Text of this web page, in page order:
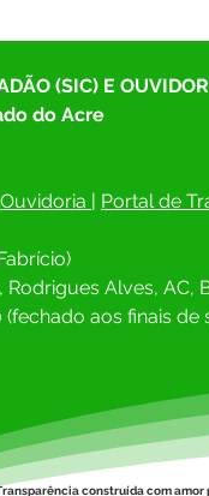
(SIC) E
do Acre
Ouvidoria | Portal de
Rodrigues Alves, AC,
aos finais de
construída com amor